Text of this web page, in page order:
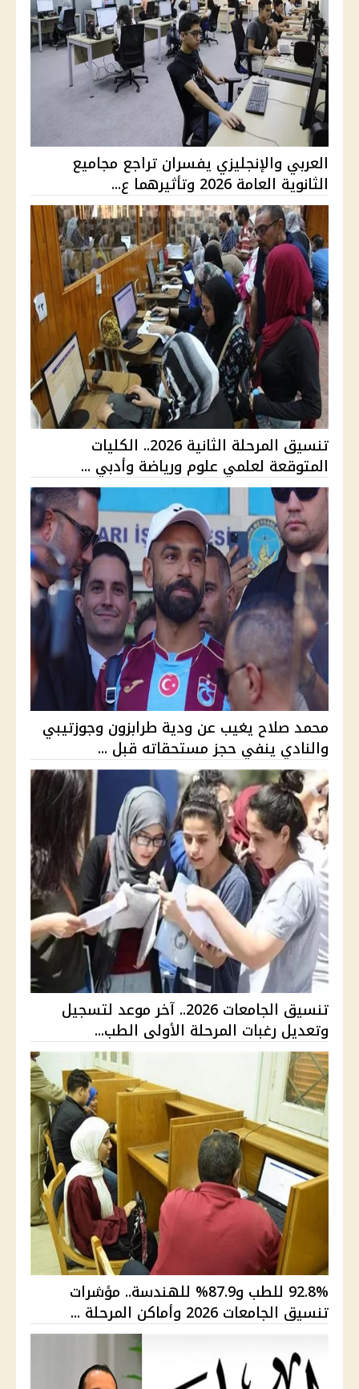
العربي والإنجليزي يفسران تراجع مجاميع
الثانوية العامة 2026 وتأثيرهما ع...
تنسيق المرحلة الثانية 2026.. الكليات
المتوقعة لعلمي علوم ورياضة وأدبي ...
محمد صلاح يغيب عن ودية طرابزون وجوزتيبي
والنادي ينفي حجز مستحقاته قبل ...
تنسيق الجامعات 2026.. آخر موعد لتسجيل
وتعديل رغبات المرحلة الأولى الطب...
92.8% للطب و87.9% للهندسة.. مؤشرات
تنسيق الجامعات 2026 وأماكن المرحلة ...